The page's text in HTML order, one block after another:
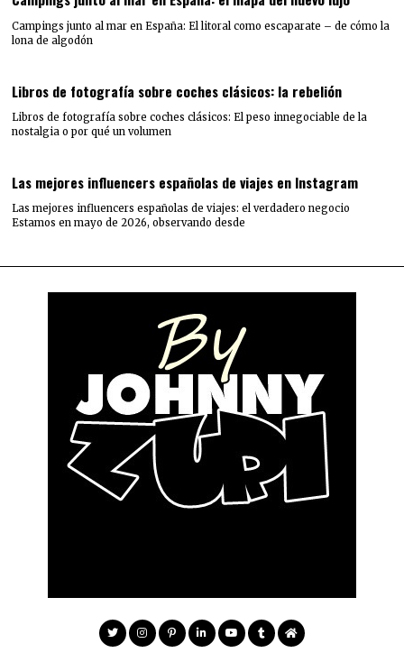
Campings junto al mar en España: El litoral como escaparate – de cómo la
lona de algodón
Libros de fotografía sobre coches clásicos: la rebelión
Libros de fotografía sobre coches clásicos: El peso innegociable de la
nostalgia o por qué un volumen
Las mejores influencers españolas de viajes en Instagram
Las mejores influencers españolas de viajes: el verdadero negocio
Estamos en mayo de 2026, observando desde